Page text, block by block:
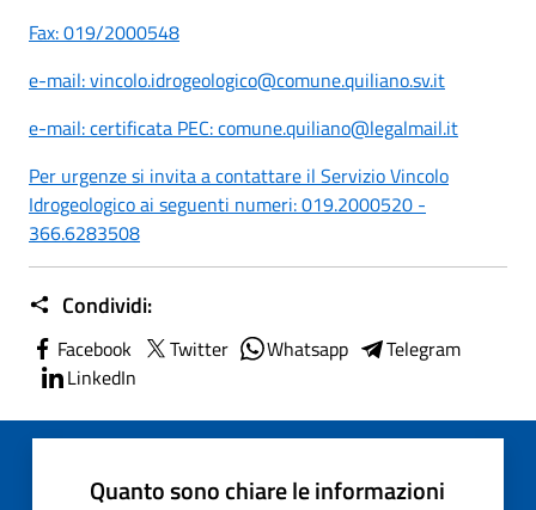
Fax: 019/2000548
e-mail: vincolo.idrogeologico@comune.quiliano.sv.it
e-mail:certificata PEC: comune.quiliano@legalmail.it
Per urgenze si invita a contattare il Servizio Vincolo
Idrogeologico ai seguenti numeri: 019.2000520 -
366.6283508
Condividi:
Facebook Twitter Whatsapp
Telegram
LinkedIn
Quanto sono chiare le informazioni